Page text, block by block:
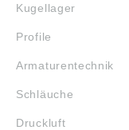
Kugellager
Profile
Armaturentechnik
Schläuche
Druckluft